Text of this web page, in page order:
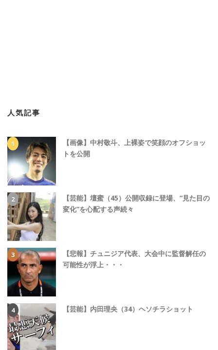
人気記事
【画像】中村敬斗、上裸姿で笑顔のオフショッ
トを公開
【芸能】壇蜜（45）公開収録に登場、“見た目の
変化”を心配する声続々
【悲報】チュニジア代表、大会中に監督解任の
可能性が浮上・・・
【芸能】内田理央（34）ヘソチラショット